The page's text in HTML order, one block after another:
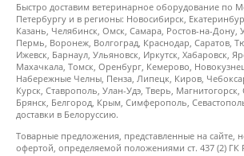
Быстро доставим ветеринарное оборудование по
Петербургу и в регионы: Новосибирск,
Казань, Челябинск, Омск, Самара, Ростов-на-Дону,
Пермь, Воронеж, Волгоград, Краснодар, Саратов,
Ижевск, Барнаул, Ульяновск, Иркутск, Хабаровск,
Махачкала, Томск, Оренбург, Кемерово,
Набережные Челны, Пенза, Липецк, Киров,
Курск, Ставрополь, Улан-Удэ, Тверь,
Брянск, Белгород, Крым, Симферополь,
доставки в Белоруссию.
Товарные предложения, представленные на сайте,
офертой, определяемой положениями ст. 437 (2) ГК